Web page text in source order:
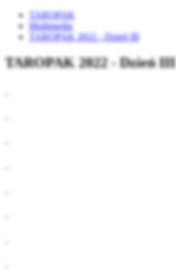
TAROPAK
Multimedia
TAROPAK 2022 - Dzień III
TAROPAK 2022 - Dzień III